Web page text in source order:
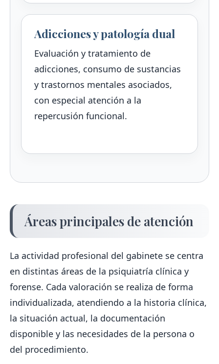
Adicciones y patología dual
Evaluación y tratamiento de
adicciones, consumo de sustancias
y trastornos mentales asociados,
con especial atención a la
repercusión funcional.
Áreas principales de atención
La actividad profesional del gabinete se centra
en distintas áreas de la psiquiatría clínica y
forense. Cada valoración se realiza de forma
individualizada, atendiendo a la historia clínica,
la situación actual, la documentación
disponible y las necesidades de la persona o
del procedimiento.